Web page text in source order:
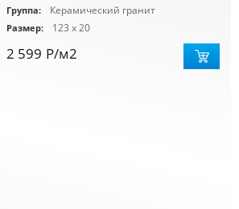
Группа: Керамический гранит
Размер: 123 x 20
2 599 Р/м2